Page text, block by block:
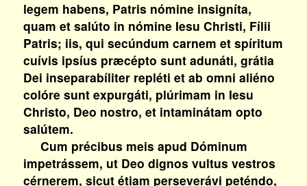
legem habens, Patris nómine insigníta,
quam et salúto in nómine Iesu Christi, Fílii
Patris; iis, qui secúndum carnem et spíritum
cuívis ipsíus præcépto sunt adunáti, grátia
Dei inseparabíliter repléti et ab omni aliéno
colóre sunt expurgáti, plúrimam in Iesu
Christo, Deo nostro, et intaminátam opto
salútem.
Cum précibus meis apud Dóminum
impetrássem, ut Deo dignos vultus vestros
cérnerem, sicut étiam perseverávi peténdo,